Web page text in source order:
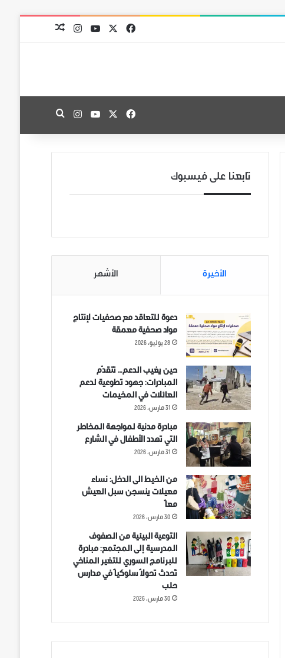
فيسبوك
‫X
‫YouTubeانستقراممقال عشوائي
فيسبوك
‫X
‫YouTubeانستقرامبحث عن
تابعنا على فيسبوك
الأخيرة الأشهر
دعوة للتعاقد مع صحفيات لإنتاج
مواد صحفية معمقة
28 يوليو، 2026
حين يغيب الدعم… تتقدّم
المبادرات: جهود تطوعية لدعم
العائلات في المخيمات
31 مارس، 2026
مبادرة مدنية لمواجهة المخاطر
التي تهدد الأطفال في الشارع
31 مارس، 2026
من الخيط الى الدخل: نساء
معيلات ينسجن سبل العيش
معاً
30 مارس، 2026
التوعية البيئية من الصفوف
المدرسية إلى المجتمع: مبادرة
للبرنامج السوري للتغير المناخي
تُحدث تحولاً سلوكياً في مدارس
حلب
30 مارس، 2026